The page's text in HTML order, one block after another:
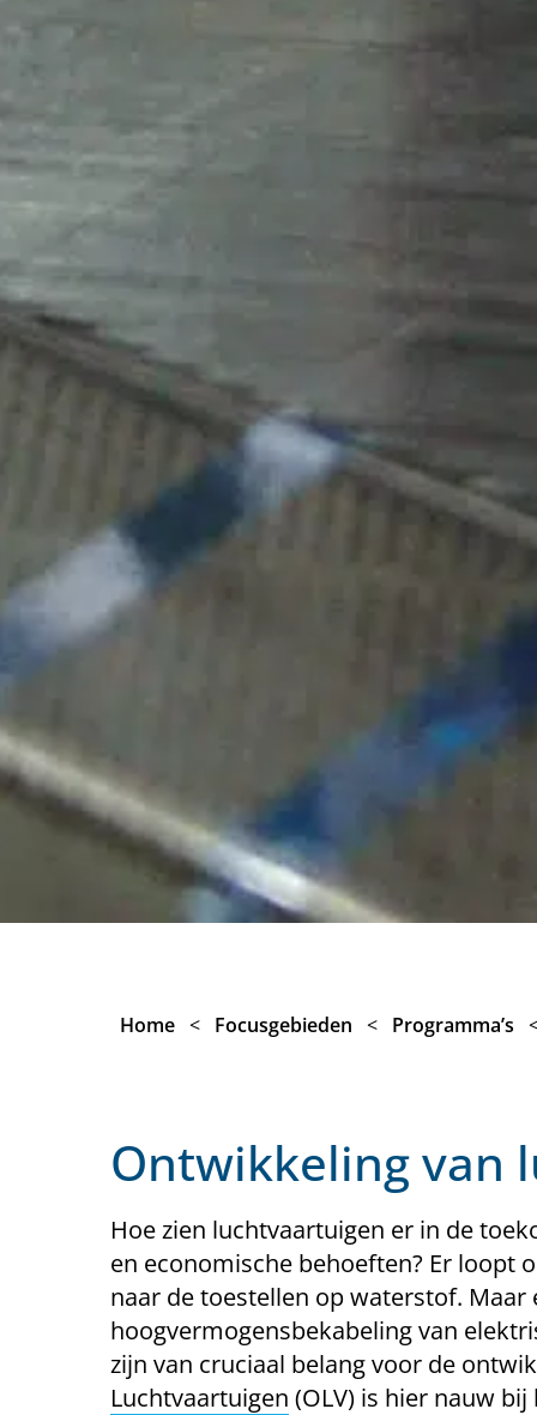
Home < Focusgebieden < Programma’s
Ontwikkeling van
Hoe zien luchtvaartuigen er in de
en economische behoeften? Er loopt
naar de toestellen op waterstof.
hoogvermogensbekabeling van
zijn van cruciaal belang voor de
Luchtvaartuigen (OLV) is hier nauw